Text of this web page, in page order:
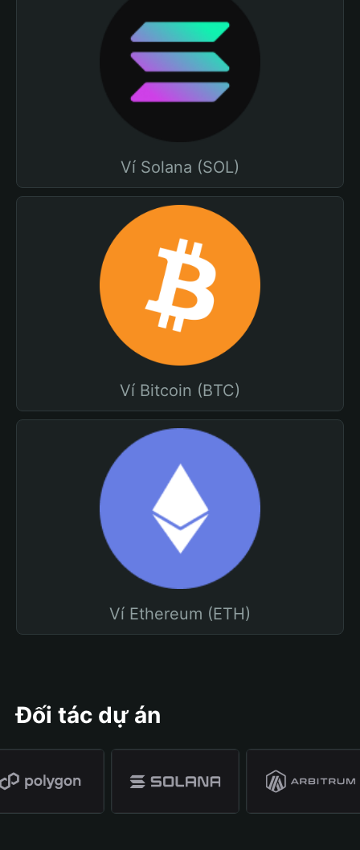
Ví Solana (SOL)
Ví Bitcoin (BTC)
Ví Ethereum (ETH)
Đối tác dự án